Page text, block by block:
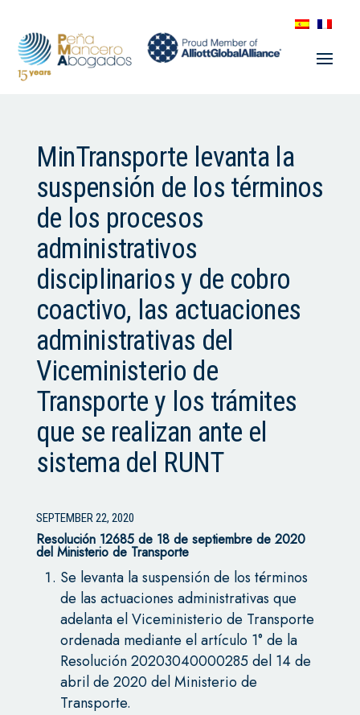
MinTransporte levanta la
suspensión de los términos
de los procesos
administrativos
disciplinarios y de cobro
coactivo, las actuaciones
administrativas del
Viceministerio de
Transporte y los trámites
que se realizan ante el
sistema del RUNT
SEPTEMBER 22, 2020
Resolución 12685 de 18 de septiembre de 2020
del Ministerio de Transporte
Se levanta la suspensión de los términos
de las actuaciones administrativas que
adelanta el Viceministerio de Transporte
ordenada mediante el artículo 1° de la
Resolución 20203040000285 del 14 de
abril de 2020 del Ministerio de
Transporte.